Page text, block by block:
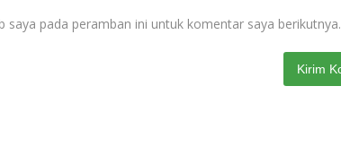
saya pada peramban ini untuk komentar saya berikutnya.